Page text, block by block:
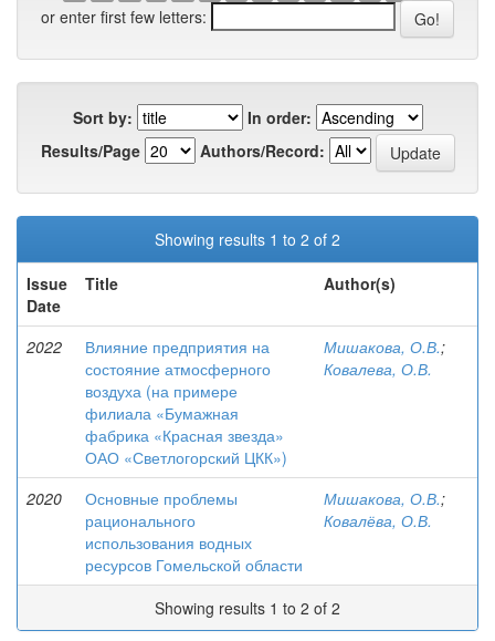
or enter first few letters:
Sort by:
In order:
Results/Page
Authors/Record:
Showing results 1 to 2 of 2
Issue
Date
Title Author(s)
2022
Влияние предприятия на
состояние атмосферного
воздуха (на примере
филиала «Бумажная
фабрика «Красная звезда»
ОАО «Светлогорский ЦКК»)
Мишакова, О.В.;
Ковалева, О.В.
2020
Основные проблемы
рационального
использования водных
ресурсов Гомельской области
Мишакова, О.В.;
Ковалёва, О.В.
Showing results 1 to 2 of 2